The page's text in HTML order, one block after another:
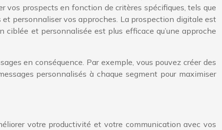
vos prospects en fonction de critères spécifiques, tels que
personnaliser vos approches. La prospection digitale est
et personnalisée est plus efficace qu’une approche
en conséquence. Par exemple, vous pouvez créer des
personnalisés à chaque segment pour maximiser
votre productivité et votre communication avec vos